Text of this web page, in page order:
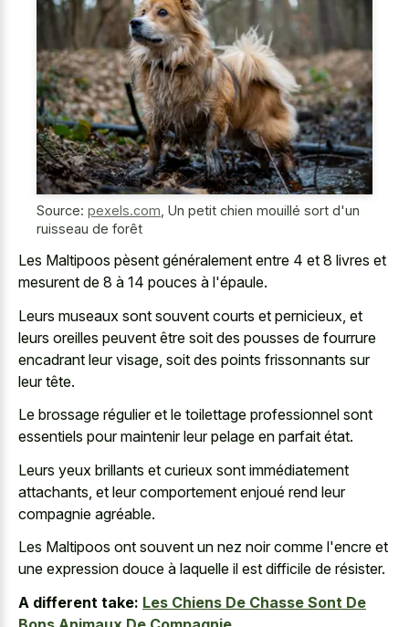
Source: pexels.com Un petit chien mouillé sort d'un
ruisseau de forêt
Les Maltipoos pèsent généralement entre 4 et 8 livres et
mesurent de 8 à 14 pouces à l'épaule.
Leurs museaux sont souvent courts et pernicieux, et
leurs oreilles peuvent être soit des pousses de fourrure
encadrant leur visage, soit des points frissonnants sur
leur tête.
Le brossage régulier et le toilettage professionnel sont
essentiels pour maintenir leur pelage en parfait état.
Leurs yeux brillants et curieux sont immédiatement
attachants, et leur comportement enjoué rend leur
compagnie agréable.
Les Maltipoos ont souvent un nez noir comme l'encre et
une expression douce à laquelle il est difficile de résister.
A different take: Les Chiens De Chasse Sont De